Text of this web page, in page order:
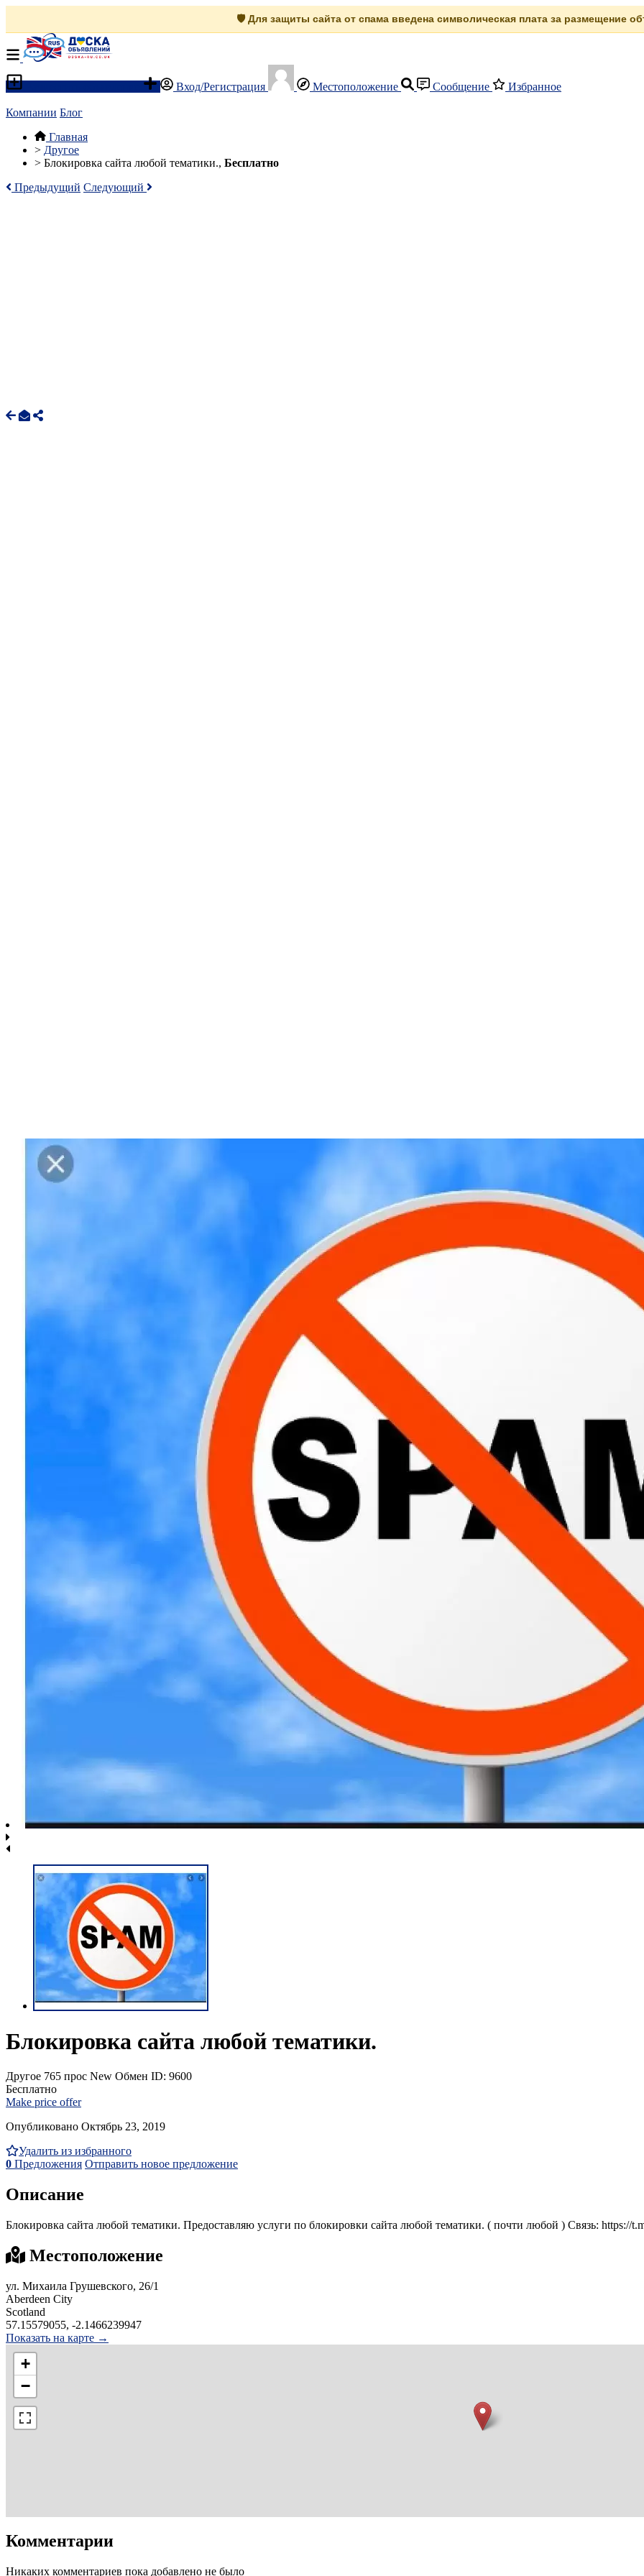
🛡️ Для защиты сайта от спама введена символическая плата за размещение
Вход/Регистрация Местоположение Сообщение Избранное
Компании Блог
Главная
> Другое
> Блокировка сайта любой тематики., Бесплатно
Предыдущий Следующий
Блокировка сайта любой тематики.
Другое 765 прос New Обмен ID: 9600
Бесплатно
Make price offer
Опубликовано Октябрь 23, 2019
Удалить из избранного
0 Предложения Отправить новое предложение
Описание
Блокировка сайта любой тематики. Предоставляю услуги по блокировки сайта любой тематики. ( почти любой ) Связь: https://
Местоположение
ул. Михаила Грушевского, 26/1
Aberdeen City
Scotland
57.15579055, -2.1466239947
Показать на карте →
+
−
Комментарии
Никаких комментариев пока добавлено не было